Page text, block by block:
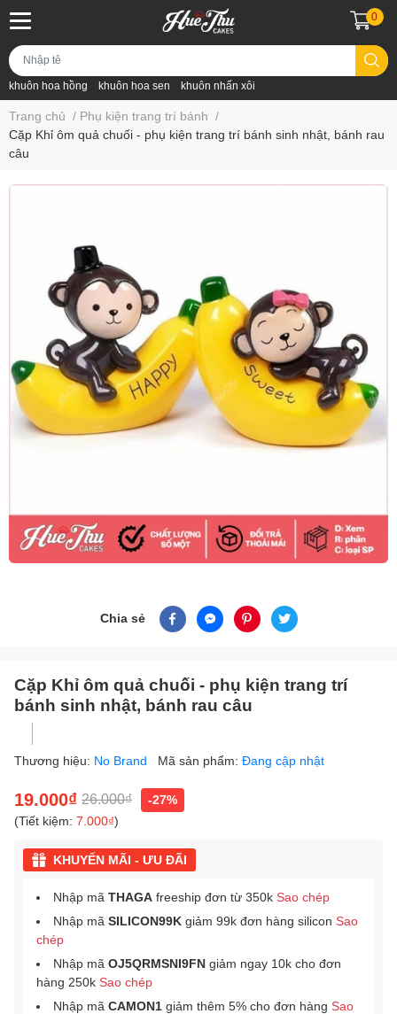
khuôn hoa hồng khuôn hoa sen khuôn nhấn xôi
0
Trang chủ / Phụ kiện trang trí bánh /
Cặp Khỉ ôm quả chuối - phụ kiện trang trí bánh sinh nhật, bánh rau
câu
Chia sẻ
Cặp Khỉ ôm quả chuối - phụ kiện trang trí
bánh sinh nhật, bánh rau câu
Thương hiệu: No Brand Mã sản phẩm: Đang cập nhật
19.000₫ 26.000₫
-27%
(Tiết kiệm: 7.000₫)
KHUYẾN MÃI - ƯU ĐÃI
Nhập mã THAGA freeship đơn từ 350k Sao chép
Nhập mã SILICON99K giảm 99k đơn hàng silicon Sao
chép
Nhập mã OJ5QRMSNI9FN giảm ngay 10k cho đơn
hàng 250k Sao chép
Nhập mã CAMON1 giảm thêm 5% cho đơn hàng Sao